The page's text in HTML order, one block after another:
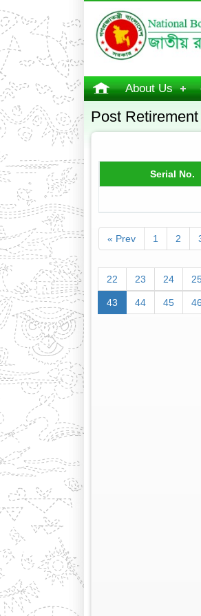
About Us
Post
Serial No.
« Prev 1 2
22 23 24
43 44 45 46